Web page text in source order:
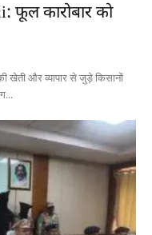
फूल कारोबार को
और व्यापार से जुड़े किसानों